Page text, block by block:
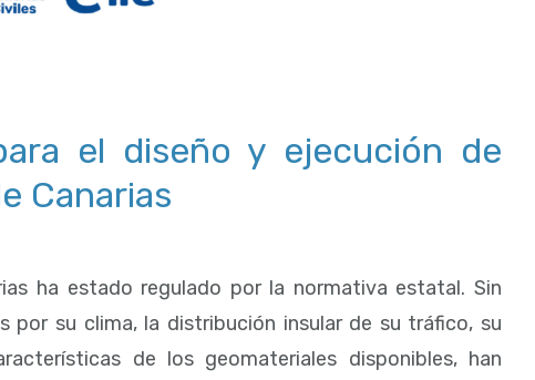
el diseño y ejecución de
Canarias
ha estado regulado por la normativa estatal. Sin
por su clima, la distribución insular de su tráfico, su
de los geomateriales disponibles, han